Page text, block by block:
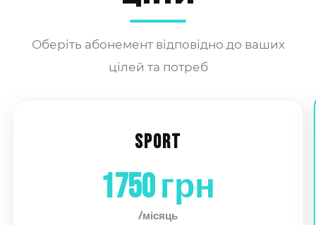
Оберіть абонемент відповідно до ваших
цілей та потреб
SPORT
1750 грн
/місяць